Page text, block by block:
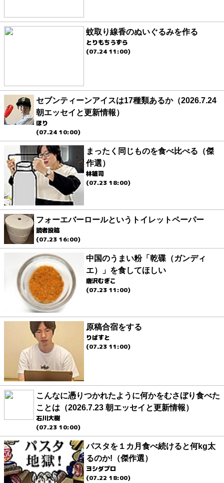
蚊取り線香のぬいぐるみを作る
とりもちうずら
(07.24 11:00)
セブンティーンアイスは17種類あるか（2026.7.24
朝エッセイと更新情報）
ほり
(07.24 10:00)
まったく同じものを食べ比べる（傑
作選）
林雄司
(07.23 18:00)
フォーエバーロールというトイレットペーパー
読者投稿
(07.23 16:00)
中国のうまい粉「乾碟（ガンディ
エ）」を食してほしい
唐沢むぎこ
(07.23 11:00)
原稿合宿をする
りばすと
(07.23 11:00)
こんなに憑りつかれたように何かをむさぼり食べた
ことは（2026.7.23 朝エッセイと更新情報）
石川大樹
(07.23 10:00)
パスタを１カ月食べ続けると何kg太
るのか!（傑作選）
ヨシダプロ
(07.22 18:00)